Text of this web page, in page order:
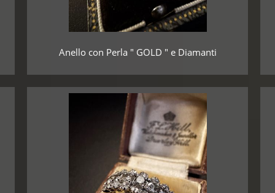
Anello con Perla " GOLD " e Diamanti